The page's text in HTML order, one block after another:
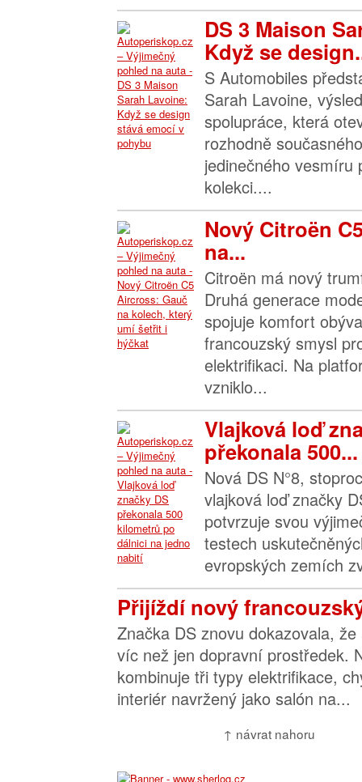
DS 3 Maison
Když se
S Automobiles
Sarah Lavoine,
spolupráce, která
rozhodně
jedinečného vesmíru
kolekci....
Nový Citroën
na...
Citroën má nový
Druhá generace
spojuje komfort
francouzský smysl
elektrifikaci. Na
vzniklo...
Vlajková loď
překonala 500...
Nová DS N°8,
vlajková loď značky
potvrzuje svou
testech
evropských zemích
Přijíždí nový
Značka DS znovu dokazovala,
víc než jen dopravní prostředek.
kombinuje tři typy elektrifikace,
interiér navržený jako salón na...
↑ návrat nahoru